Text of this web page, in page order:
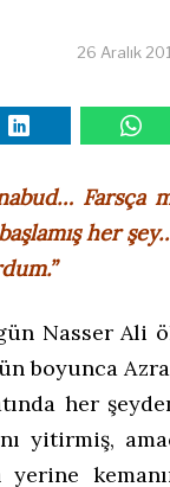
26 Aralık
Farsça
her
Nasser Ali
boyunca
her
yitirmiş,
yerine